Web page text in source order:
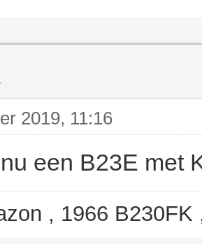
2019, 11:16
een B23E met
, 1966 B230FK